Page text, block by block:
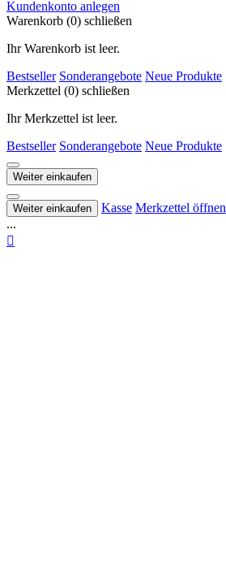
Kundenkonto anlegen
Warenkorb (0) schließen
Ihr Warenkorb ist leer.
Bestseller Sonderangebote Neue Produkte
Merkzettel (0) schließen
Ihr Merkzettel ist leer.
Bestseller Sonderangebote Neue Produkte
Weiter einkaufen
Weiter einkaufen Kasse Merkzettel öffnen
...
